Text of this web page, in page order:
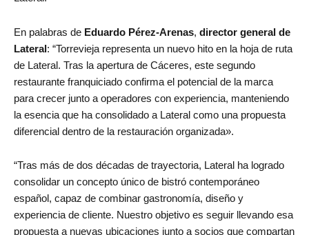
En palabras de Eduardo Pérez-Arenas, director general de
Lateral : “Torrevieja representa un nuevo hito en la hoja de ruta
de Lateral. Tras la apertura de Cáceres, este segundo
restaurante franquiciado confirma el potencial de la marca
para crecer junto a operadores con experiencia, manteniendo
la esencia que ha consolidado a Lateral como una propuesta
diferencial dentro de la restauración organizada».
“Tras más de dos décadas de trayectoria, Lateral ha logrado
consolidar un concepto único de bistró contemporáneo
español, capaz de combinar gastronomía, diseño y
experiencia de cliente. Nuestro objetivo es seguir llevando esa
propuesta a nuevas ubicaciones junto a socios que compartan